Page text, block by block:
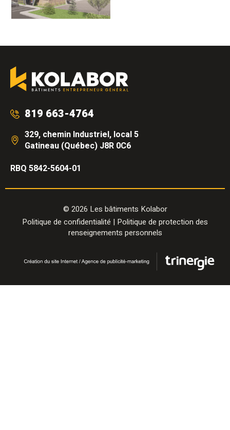
819 663-4764
329, chemin Industriel, local 5
Gatineau (Québec) J8R 0C6
RBQ 5842-5604-01
© 2026 Les bâtiments Kolabor
Politique de confidentialité | Politique de protection des
renseignements personnels